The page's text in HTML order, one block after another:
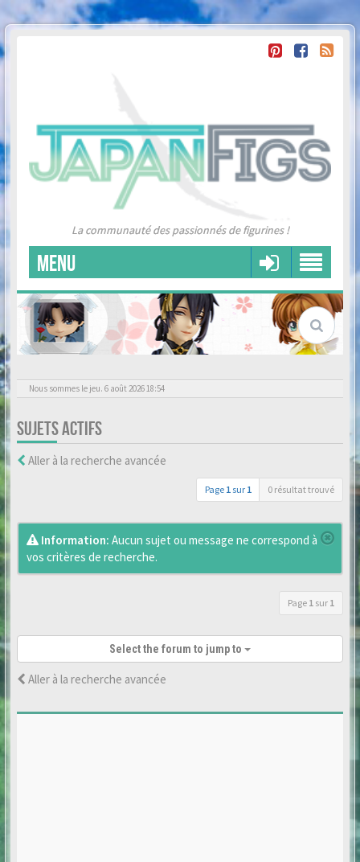
La communauté des passionnés de figurines !
MENU
Nous sommes le jeu. 6 août 2026 18:54
SUJETS ACTIFS
Aller à la recherche avancée
Page 1 sur 1 0 résultat trouvé
Information: Aucun sujet ou message ne correspond à
vos critères de recherche.
Page 1 sur 1
Select the forum to jump to
Aller à la recherche avancée